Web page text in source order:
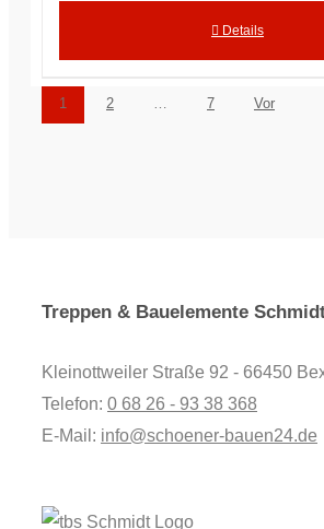
Details
1 2 … 7 Vor
Treppen & Bauelemente
Kleinottweiler Straße 92 - 66450
Telefon: 0 68 26 - 93 38 368
E-Mail: info@schoener-bauen24.de